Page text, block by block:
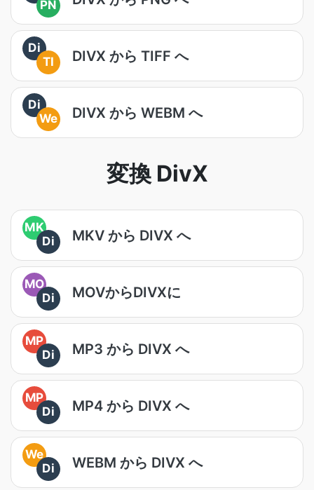
PN
Di
TI
DIVX から TIFF へ
Di
We
DIVX から WEBM へ
変換 DivX
MK
Di
MKV から DIVX へ
MO
Di
MOVからDIVXに
MP
Di
MP3 から DIVX へ
MP
Di
MP4 から DIVX へ
We
Di
WEBM から DIVX へ